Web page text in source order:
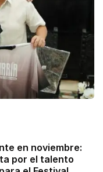
en noviembre:
por el talento